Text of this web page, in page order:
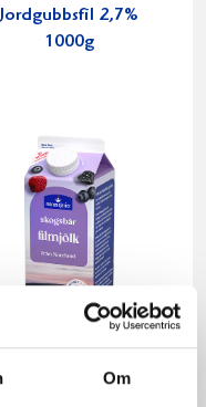
Om
Jordgubbsfil 2,7%
1000g